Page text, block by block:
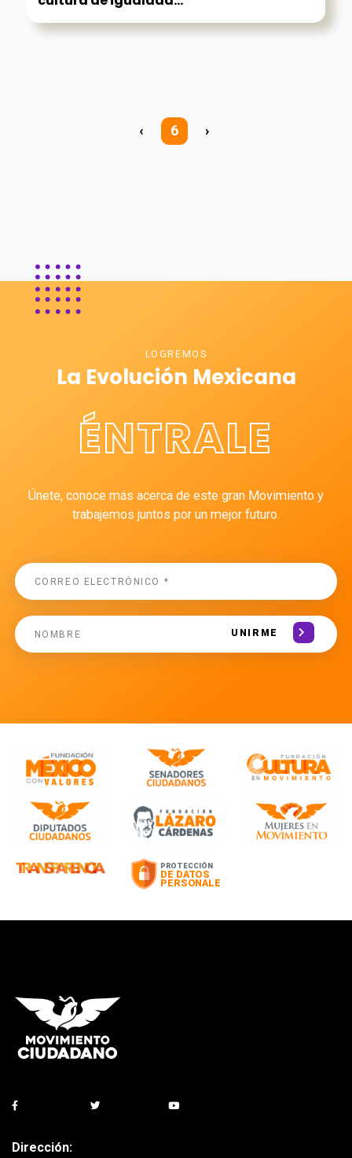
‹ 6 ›
LOGREMOS
La Evolución Mexicana
ÉNTRALE
Únete, conoce más acerca de este gran Movimiento y
trabajemos juntos por un mejor futuro.
UNIRME
Dirección: